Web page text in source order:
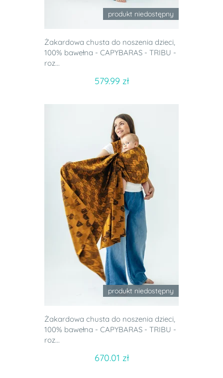
produkt niedostępny
Żakardowa chusta do noszenia dzieci,
100% bawełna - CAPYBARAS - TRIBU -
roz...
579.99 zł
produkt niedostępny
Żakardowa chusta do noszenia dzieci,
100% bawełna - CAPYBARAS - TRIBU -
roz...
670.01 zł